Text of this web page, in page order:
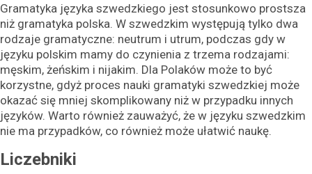
Gramatyka języka szwedzkiego jest stosunkowo prostsza
niż gramatyka polska. W szwedzkim występują tylko dwa
rodzaje gramatyczne: neutrum i utrum, podczas gdy w
języku polskim mamy do czynienia z trzema rodzajami:
męskim, żeńskim i nijakim. Dla Polaków może to być
korzystne, gdyż proces nauki gramatyki szwedzkiej może
okazać się mniej skomplikowany niż w przypadku innych
języków. Warto również zauważyć, że w języku szwedzkim
nie ma przypadków, co również może ułatwić naukę.
Liczebniki